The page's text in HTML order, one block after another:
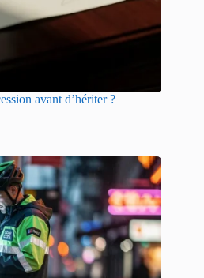
avant d’hériter ?